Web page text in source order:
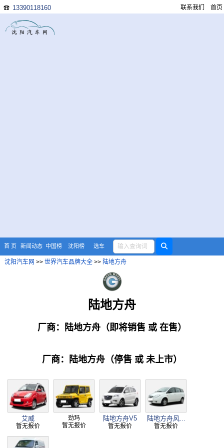
☎ 13390118160 首页
联系我们
首 页 新闻动态 中国榜 沈阳榜 选车
沈阳汽车网 >> 世界汽车品牌大全>> 陆地方舟
陆地方舟
厂商：陆地方舟（即将销售 或 在售）
厂商：陆地方舟（停售 或 未上市）
艾威
暂无报价
劲玛
暂无报价
陆地方舟V5
暂无报价
陆地方舟风...
暂无报价